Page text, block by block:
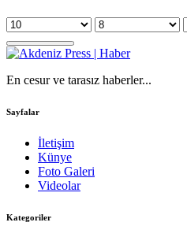
En cesur ve tarasız haberler...
Sayfalar
İletişim
Künye
Foto Galeri
Videolar
Kategoriler